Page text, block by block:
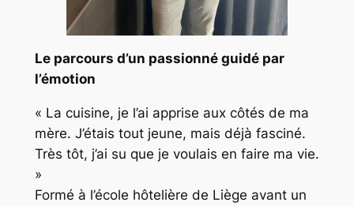
Le parcours d’un passionné guidé par
l’émotion
« La cuisine, je l’ai apprise aux côtés de ma
mère. J’étais tout jeune, mais déjà fasciné.
Très tôt, j’ai su que je voulais en faire ma vie.
»
Formé à l’école hôtelière de Liège avant un